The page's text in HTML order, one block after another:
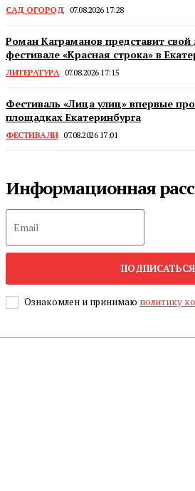
САД ОГОРОД 07.08.2026 17:28
Роман Каграманов представит
фестивале «Красная строка» в
ЛИТЕРАТУРА 07.08.2026 17:15
Фестиваль «Лица улиц» впервые
площадках Екатеринбурга
ФЕСТИВАЛИ 07.08.2026 17:01
Информационная
ПОДПИСАТЬСЯ
Ознакомлен и принимаю политику